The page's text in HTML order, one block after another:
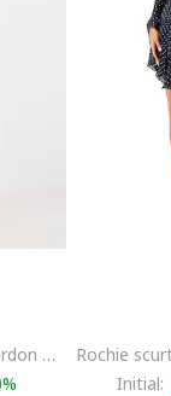
Rochie cu imprimeu si cordon in talie, Albastru pastel/Alb murdar
Initial: